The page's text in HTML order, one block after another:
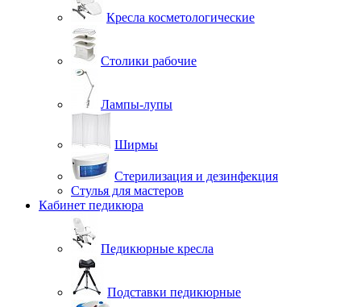
Кресла косметологические
Столики рабочие
Лампы-лупы
Ширмы
Стерилизация и дезинфекция
Стулья для мастеров
Кабинет педикюра
Педикюрные кресла
Подставки педикюрные